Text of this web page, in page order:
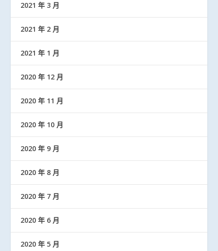
2021 年 3 月
2021 年 2 月
2021 年 1 月
2020 年 12 月
2020 年 11 月
2020 年 10 月
2020 年 9 月
2020 年 8 月
2020 年 7 月
2020 年 6 月
2020 年 5 月